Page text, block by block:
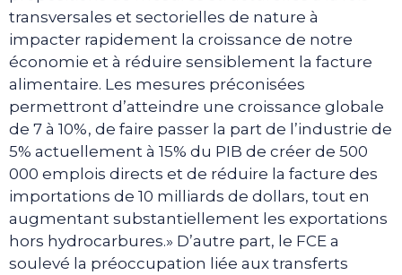
transversales et sectorielles de nature à
impacter rapidement la croissance de notre
économie et à réduire sensiblement la facture
alimentaire. Les mesures préconisées
permettront d’atteindre une croissance globale
de 7 à 10%, de faire passer la part de l’industrie de
5% actuellement à 15% du PIB de créer de 500
000 emplois directs et de réduire la facture des
importations de 10 milliards de dollars, tout en
augmentant substantiellement les exportations
hors hydrocarbures.» D’autre part, le FCE a
soulevé la préoccupation liée aux transferts